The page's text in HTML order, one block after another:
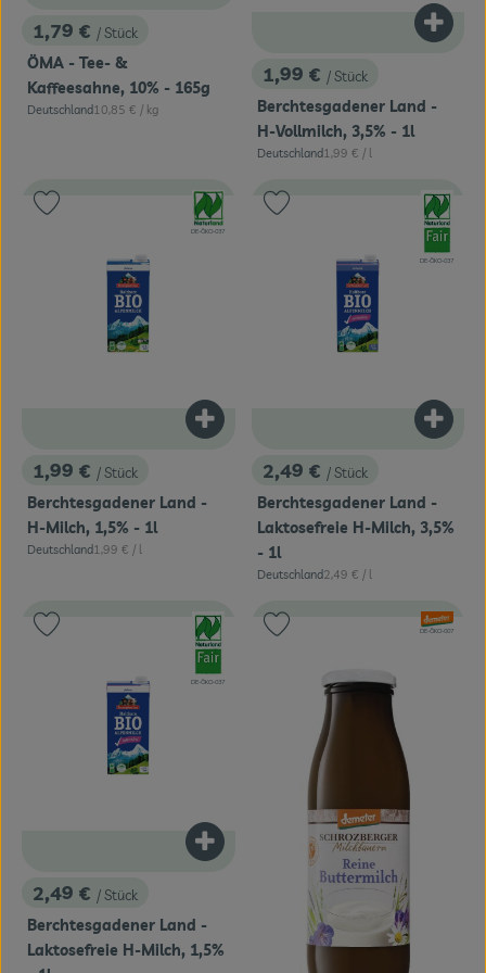
, Preis:
1,79 € / Stück
ÖMA - Tee- &
Kaffeesahne, 10% - 165g
, Herkunft:
Deutschland, Referenzpreis:
10,85 € / kg
, Preis:
1,99 € / Stück
Berchtesgadener Land -
H-Vollmilch, 3,5% - 1l
, Herkunft:
Deutschland, Referenzpreis:
1,99 € / l
, Preis:
1,99 € / Stück
Berchtesgadener Land -
H-Milch, 1,5% - 1l
, Herkunft:
Deutschland, Referenzpreis:
1,99 € / l
Produkt zum Warenkorb hinzufügen
, Verband:
, Kontrollstelle:
DE-ÖKO-037
Produkt zu Favouriten hinzufügen
, Preis:
2,49 € / Stück
Berchtesgadener Land -
Laktosefreie H-Milch, 3,5%
- 1l
, Herkunft:
Deutschland, Referenzpreis:
2,49 € / l
, Verband:
, Kontrollstelle:
DE-ÖKO-037
Produkt zu Favouriten hinzufügen
, Preis:
2,49 € / Stück
Berchtesgadener Land -
Laktosefreie H-Milch, 1,5%
Produkt zum Warenkorb hinzufügen
, Verband:
, Kontrollstelle:
DE-ÖKO-037
Produkt zu Favouriten hinzufügen
, Verband:
, Kontrollstelle:
DE-ÖKO-007
Produkt zu Favouriten hinzufügen